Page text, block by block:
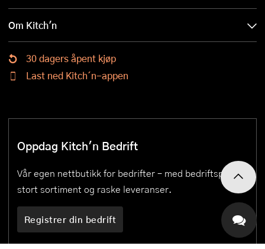
Om Kitch'n
30 dagers åpent kjøp
Last ned Kitch´n-appen
Oppdag Kitch'n Bedrift
Vår egen nettbutikk for bedrifter – med bedriftspriser,
stort sortiment og raske leveranser.
Registrer din bedrift